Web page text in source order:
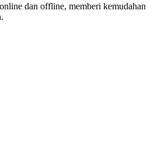
dan offline, memberi kemudahan